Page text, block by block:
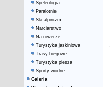
Speleologia
Paralotnie
Ski-alpinizm
Narciarstwo
Na rowerze
Turystyka jaskiniowa
Trasy biegowe
Turystyka piesza
Sporty wodne
Galeria